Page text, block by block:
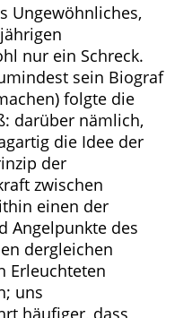
Ungewöhnliches,
nur ein Schreck.
sein Biograf
folgte die
darüber nämlich,
die Idee der
der
zwischen
einen der
Angelpunkte des
dergleichen
Erleuchteten
uns
häufiger, dass